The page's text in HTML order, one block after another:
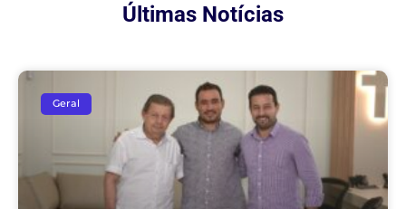
Últimas Notícias
Geral